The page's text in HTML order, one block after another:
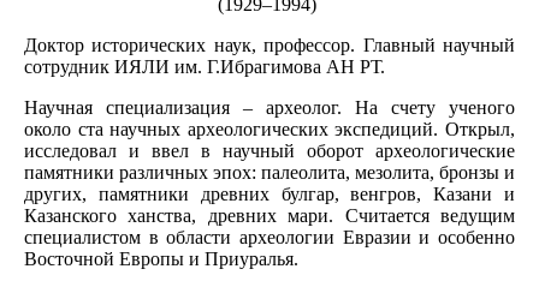
Доктор исторических наук, профессор. Главный научный
сотрудник ИЯЛИ им. Г.Ибрагимова АН РТ.
Научная специализация – археолог. На счету ученого
около ста научных археологических экспедиций. Открыл,
исследовал и ввел в научный оборот археологические
памятники различных эпох: палеолита, мезолита, бронзы и
других, памятники древних булгар, венгров, Казани и
Казанского ханства, древних мари. Считается ведущим
специалистом в области археологии Евразии и особенно
Восточной Европы и Приуралья.